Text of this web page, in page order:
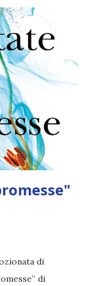
ovvio, ma
la migliore
che, a
E per di più
Quando
torre segreta
per
di
di